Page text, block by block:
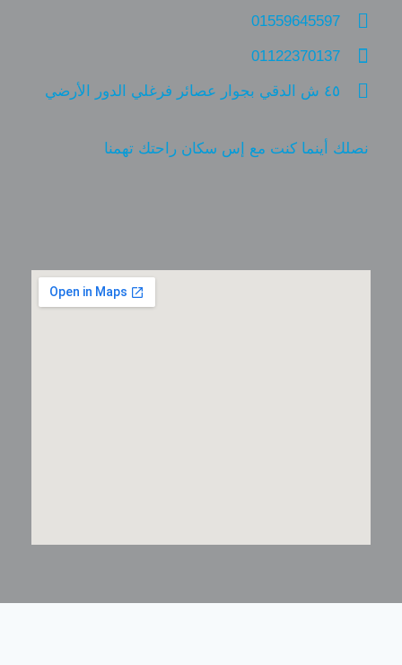
01559645597
01122370137
٤٥ ش الدقي بجوار عصائر فرغلي الدور الأرضي
نصلك أينما كنت مع إس سكان راحتك تهمنا